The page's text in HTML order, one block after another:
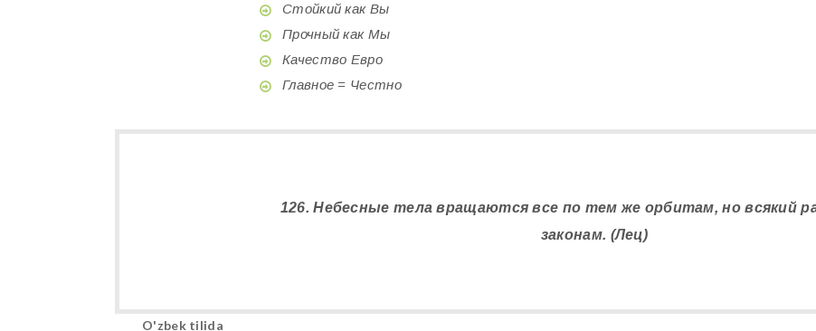
Стойкий как Вы
Прочный как Мы
Качество Евро
Главное = Честно
126. Небесные тела вращаются все по тем же орбитам, но всякий
законам. (Лец)
O'zbek tilida